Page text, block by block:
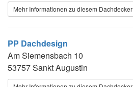
Mehr Informationen zu diesem Dachdecker
PP Dachdesign
Am Siemensbach 10
53757 Sankt Augustin